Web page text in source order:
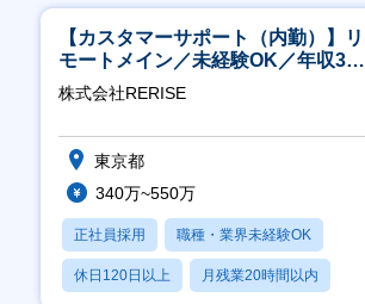
【カスタマーサポート（内勤）】リ
モートメイン／未経験OK／年収340
万～／年間休日125日
株式会社RERISE
東京都
340万~550万
正社員採用 職種・業界未経験OK
休日120日以上 月残業20時間以内